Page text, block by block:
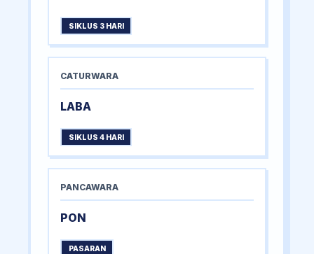
SIKLUS 3 HARI
CATURWARA
LABA
SIKLUS 4 HARI
PANCAWARA
PON
PASARAN